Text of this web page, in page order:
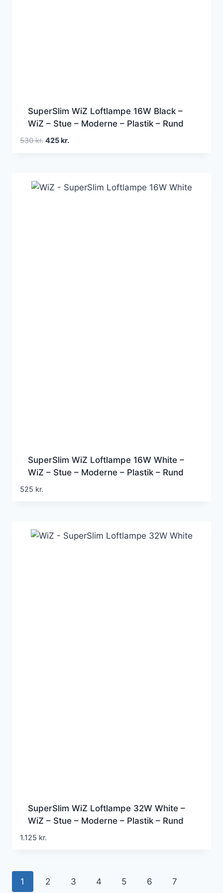
SuperSlim WiZ Loftlampe 16W Black –
WiZ – Stue – Moderne – Plastik – Rund
530kr. Den
530 kr..
425 kr.Den
425 kr..
SuperSlim WiZ Loftlampe 16W White –
WiZ – Stue – Moderne – Plastik – Rund
525 kr.
SuperSlim WiZ Loftlampe 32W White –
WiZ – Stue – Moderne – Plastik – Rund
1.125 kr.
1 2 3 4 5 6 7